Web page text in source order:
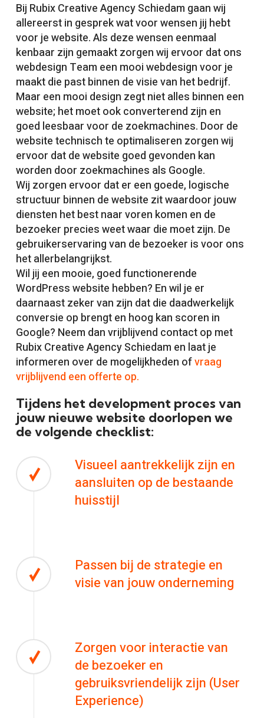
Bij Rubix Creative Agency Schiedam gaan wij
allereerst in gesprek wat voor wensen jij hebt
voor je website. Als deze wensen eenmaal
kenbaar zijn gemaakt zorgen wij ervoor dat ons
webdesign Team een mooi webdesign voor je
maakt die past binnen de visie van het bedrijf.
Maar een mooi design zegt niet alles binnen een
website; het moet ook converterend zijn en
goed leesbaar voor de zoekmachines. Door de
website technisch te optimaliseren zorgen wij
ervoor dat de website goed gevonden kan
worden door zoekmachines als Google.
Wij zorgen ervoor dat er een goede, logische
structuur binnen de website zit waardoor jouw
diensten het best naar voren komen en de
bezoeker precies weet waar die moet zijn. De
gebruikerservaring van de bezoeker is voor ons
het allerbelangrijkst.
Wil jij een mooie, goed functionerende
WordPress website hebben? En wil je er
daarnaast zeker van zijn dat die daadwerkelijk
conversie op brengt en hoog kan scoren in
Google? Neem dan vrijblijvend contact op met
Rubix Creative Agency Schiedam en laat je
informeren over de mogelijkheden ofvraag
vrijblijvend een offerte op.
Tijdens het development proces van
jouw nieuwe website doorlopen we
de volgende checklist:
Visueel aantrekkelijk zijn en
aansluiten op de bestaande
huisstijl
Passen bij de strategie en
visie van jouw onderneming
Zorgen voor interactie van
de bezoeker en
gebruiksvriendelijk zijn (User
Experience)